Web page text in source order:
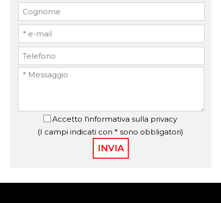
Accetto l'informativa sulla privacy
(I campi indicati con * sono obbligatori)